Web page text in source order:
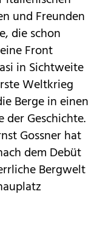
und Freunden
die schon
Front
in Sichtweite
Weltkrieg
Berge in einen
der Geschichte.
Gossner hat
dem Debüt
Bergwelt